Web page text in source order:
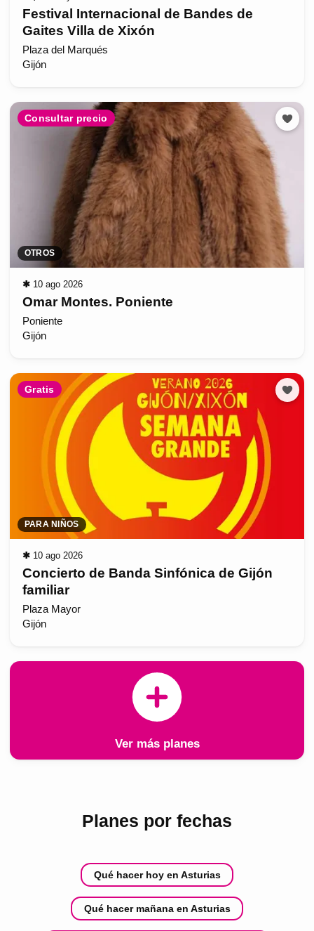
Festival Internacional de Bandes de
Gaites Villa de Xixón
Plaza del Marqués
Gijón
Consultar precio
OTROS
✱ 10 ago 2026
Omar Montes. Poniente
Poniente
Gijón
Gratis
PARA NIÑOS
✱ 10 ago 2026
Concierto de Banda Sinfónica de Gijón
familiar
Plaza Mayor
Gijón
Ver más planes
Planes por fechas
Qué hacer hoy en Asturias
Qué hacer mañana en Asturias